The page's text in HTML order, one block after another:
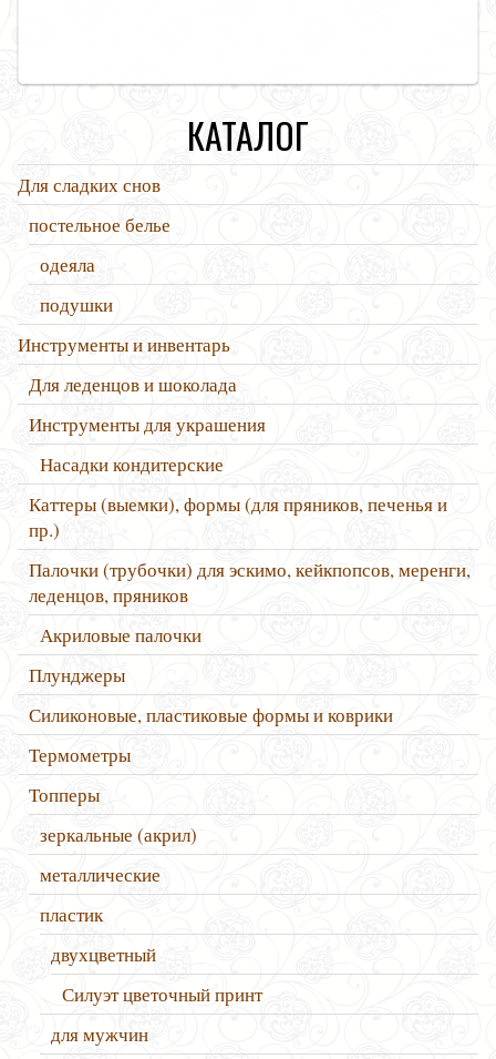
КАТАЛОГ
Для сладких снов
постельное белье
одеяла
подушки
Инструменты и инвентарь
Для леденцов и шоколада
Инструменты для украшения
Насадки кондитерские
Каттеры (выемки), формы (для пряников, печенья и
пр.)
Палочки (трубочки) для эскимо, кейкпопсов, меренги,
леденцов, пряников
Акриловые палочки
Плунджеры
Силиконовые, пластиковые формы и коврики
Термометры
Топперы
зеркальные (акрил)
металлические
пластик
двухцветный
Силуэт цветочный принт
для мужчин